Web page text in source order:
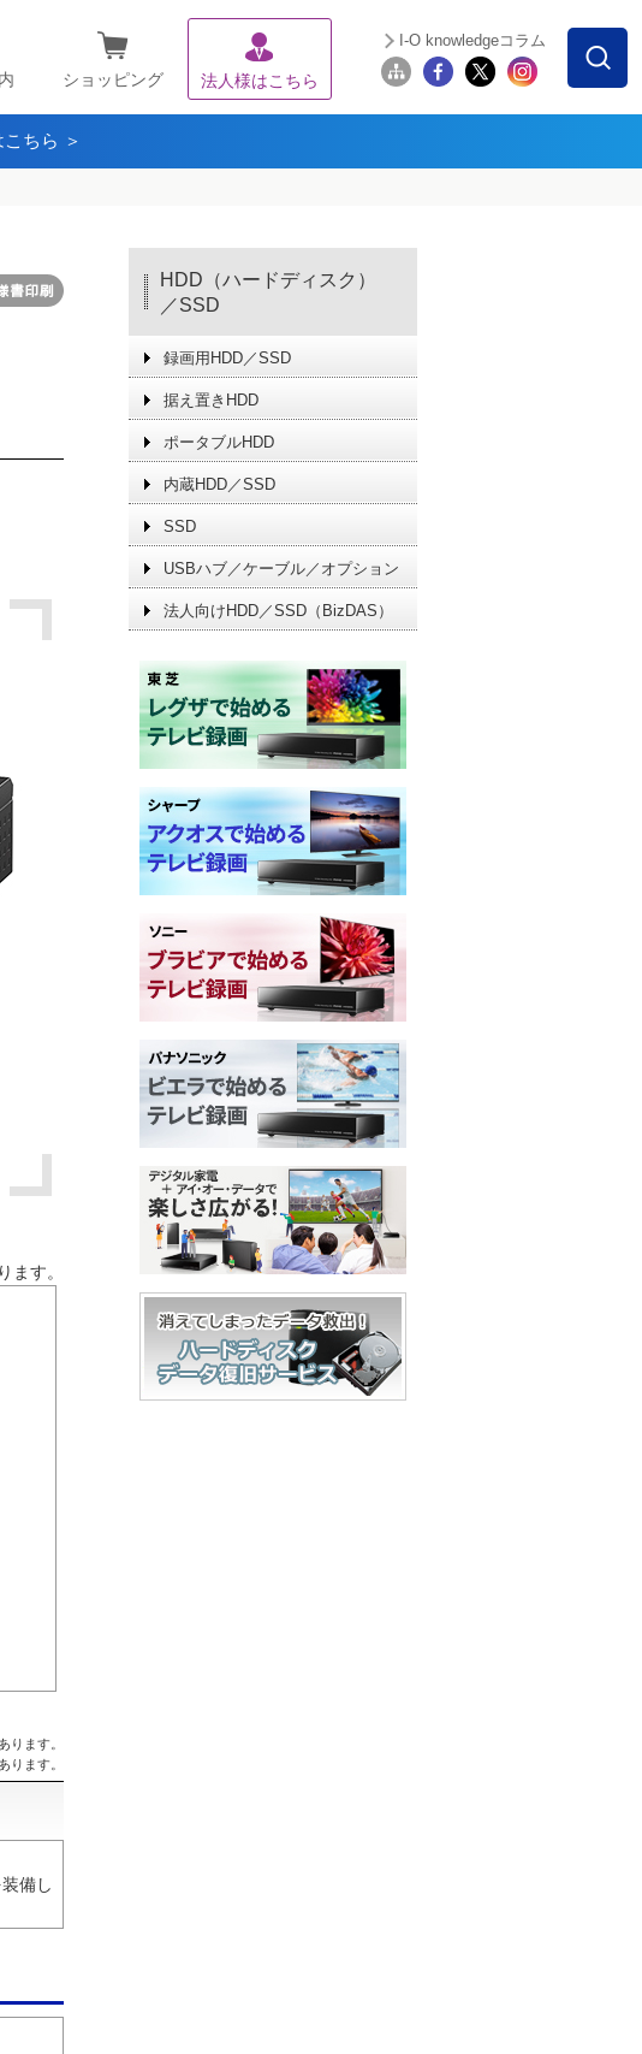
ショッピング 法人様はこちら
I-O knowledgeコラム
ちら ＞
ます。
ります。
ります。
備し
HDD（ハードディスク）
／SSD
録画用HDD／SSD
据え置きHDD
ポータブルHDD
内蔵HDD／SSD
SSD
USBハブ／ケーブル／オプション
法人向けHDD／SSD（BizDAS）